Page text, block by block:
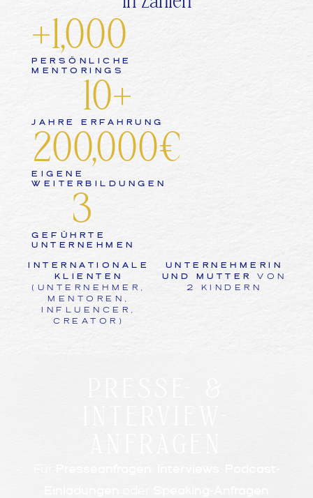
PERSÖNLICHE
MENTORINGS
+1,000
JAHRE ERFAHRUNG
10+
EIGENE
WEITERBILDUNGEN
200,000€
GEFÜHRTE
UNTERNEHMEN
3
INTERNATIONALE
KLIENTEN
(UNTERNEHMER,
MENTOREN,
INFLUENCER,
CREATOR)
UNTERNEHMERIN
UND MUTTER
VON
2 KINDERN